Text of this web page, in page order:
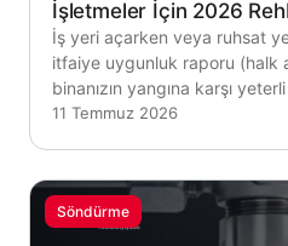
İşletmeler İçin 2026
İş yeri açarken veya ruhsat
itfaiye uygunluk raporu (halk
binanızın yangına karşı
11 Temmuz 2026
Söndürme